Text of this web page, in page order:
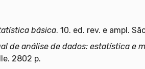
básica. 10. ed. rev. e ampl.
de análise de dados: estatística e
2802 p.